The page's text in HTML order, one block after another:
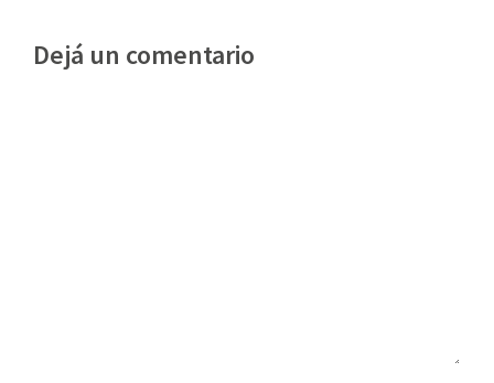
Dejá un comentario